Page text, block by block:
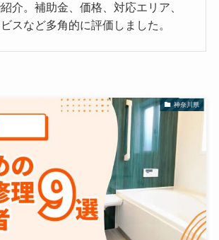
介。補助金、価格、対応エリア、
スなど多角的に評価しました。
神奈川県